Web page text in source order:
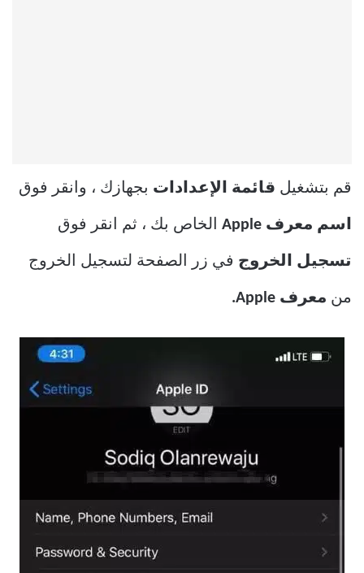
قم بتشغيل قائمة الإعدادات بجهازك ، وانقر فوق
اسم معرف Apple الخاص بك ، ثم انقر فوق
تسجيل الخروج في زر الصفحة لتسجيل الخروج
من معرف Apple.